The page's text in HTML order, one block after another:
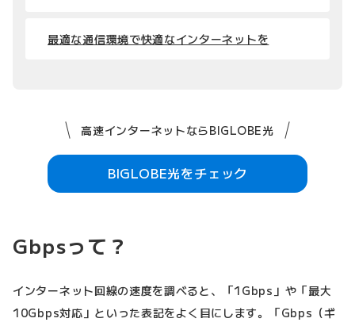
最適な通信環境で快適なインターネットを
高速インターネットならBIGLOBE光
BIGLOBE光をチェック
Gbpsって？
インターネット回線の速度を調べると、「1Gbps」や「最大
10Gbps対応」といった表記をよく目にします。「Gbps（ギ